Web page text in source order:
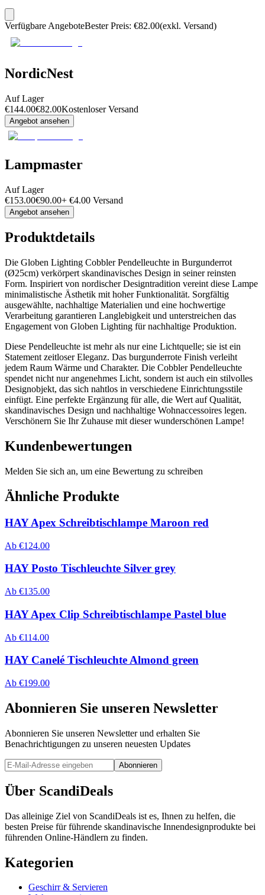
Verfügbare AngeboteBester Preis: €82.00(exkl. Versand)
NordicNest
Auf Lager
€144.00€82.00Kostenloser Versand
Angebot ansehen
Lampmaster
Auf Lager
€153.00€90.00+ €4.00 Versand
Angebot ansehen
Produktdetails
Die Globen Lighting Cobbler Pendelleuchte in Burgunderrot
(Ø25cm) verkörpert skandinavisches Design in seiner reinsten
Form. Inspiriert von nordischer Designtradition vereint diese Lampe
minimalistische Ästhetik mit hoher Funktionalität. Sorgfältig
ausgewählte, nachhaltige Materialien und eine hochwertige
Verarbeitung garantieren Langlebigkeit und unterstreichen das
Engagement von Globen Lighting für nachhaltige Produktion.
Diese Pendelleuchte ist mehr als nur eine Lichtquelle; sie ist ein
Statement zeitloser Eleganz. Das burgunderrote Finish verleiht
jedem Raum Wärme und Charakter. Die Cobbler Pendelleuchte
spendet nicht nur angenehmes Licht, sondern ist auch ein stilvolles
Designobjekt, das sich nahtlos in verschiedene Einrichtungsstile
einfügt. Eine perfekte Ergänzung für alle, die Wert auf Qualität,
skandinavisches Design und nachhaltige Wohnaccessoires legen.
Verschönern Sie Ihr Zuhause mit dieser wunderschönen Lampe!
Kundenbewertungen
Melden Sie sich an, um eine Bewertung zu schreiben
Ähnliche Produkte
HAY Apex Schreibtischlampe Maroon red
Ab €124.00
HAY Posto Tischleuchte Silver grey
Ab €135.00
HAY Apex Clip Schreibtischlampe Pastel blue
Ab €114.00
HAY Canelé Tischleuchte Almond green
Ab €199.00
Abonnieren Sie unseren Newsletter
Abonnieren Sie unseren Newsletter und erhalten Sie
Benachrichtigungen zu unseren neuesten Updates
Abonnieren
Über ScandiDeals
Das alleinige Ziel von ScandiDeals ist es, Ihnen zu helfen, die
besten Preise für führende skandinavische Innendesignprodukte bei
führenden Online-Händlern zu finden.
Kategorien
Geschirr & Servieren